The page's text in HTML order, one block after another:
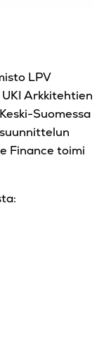
LPV
Arkkitehtien
Suomessa
Finance toimi